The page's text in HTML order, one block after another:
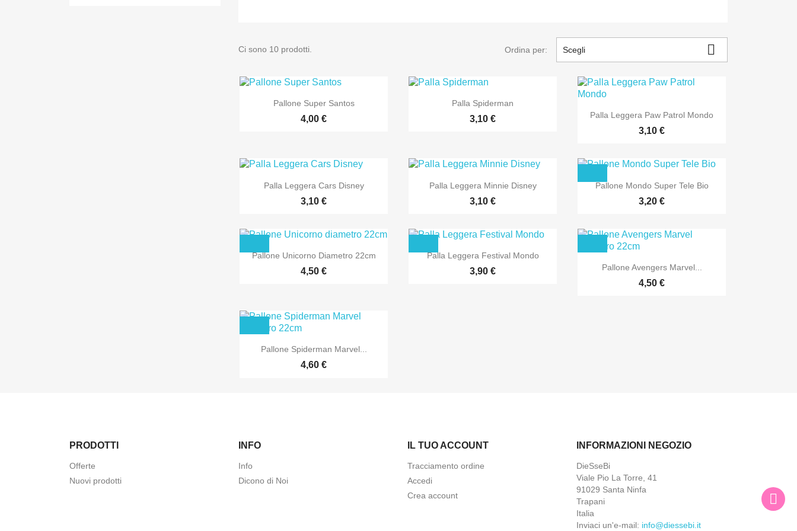
Ci sono 10 prodotti. Ordina per: Scegli 
 Anteprima
Pallone Super Santos
4,00 €
 Anteprima
Palla Spiderman
3,10 €  Anteprima
Palla Leggera Paw Patrol Mondo
3,10 €
 Anteprima
Palla Leggera Cars Disney
3,10 €
 Anteprima
Palla Leggera Minnie Disney
3,10 €
 Anteprima
Pallone Mondo Super Tele Bio
3,20 €
 Anteprima
Pallone Unicorno Diametro 22cm
4,50 €
 Anteprima
Palla Leggera Festival Mondo
3,90 €  Anteprima
Pallone Avengers Marvel...
4,50 €
 Anteprima
Pallone Spiderman Marvel...
4,60 €
PRODOTTI
Offerte
Nuovi prodotti
INFO
Info
Dicono di Noi
IL TUO ACCOUNT
Tracciamento ordine
Accedi
Crea account
INFORMAZIONI NEGOZIO
DieSseBi
Viale Pio La Torre, 41
91029 Santa Ninfa
Trapani
Italia
Inviaci un'e-mail: info@diessebi.it